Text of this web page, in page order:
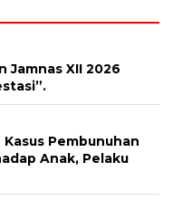
Jamnas XII 2026
Pembunuhan
Anak, Pelaku